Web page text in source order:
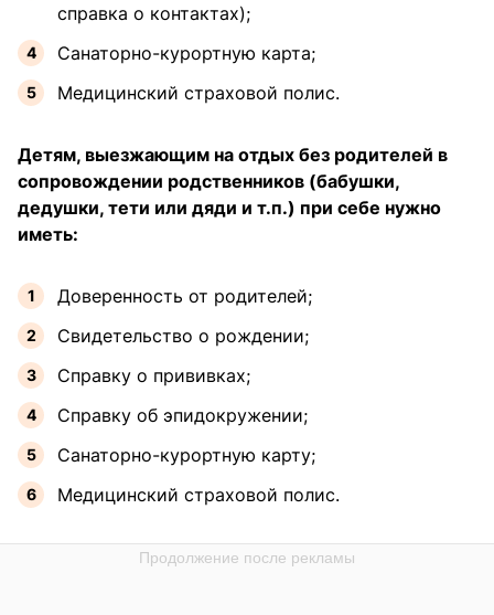
справка о контактах);
Санаторно-курортную карта;
Медицинский страховой полис.
Детям, выезжающим на отдых без родителей в
сопровождении родственников (бабушки,
дедушки, тети или дяди и т.п.) при себе нужно
иметь:
Доверенность от родителей;
Свидетельство о рождении;
Справку о прививках;
Справку об эпидокружении;
Санаторно-курортную карту;
Медицинский страховой полис.